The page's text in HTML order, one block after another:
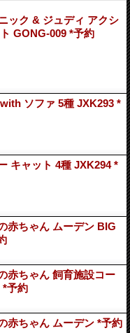
ック & ジュディ アクシ
GONG-009 *予約
ソファ 5種 JXK293 *
キャット 4種 JXK294 *
赤ちゃん ムーデン BIG
赤ちゃん 飼育施設コー
*予約
赤ちゃん ムーデン *予約